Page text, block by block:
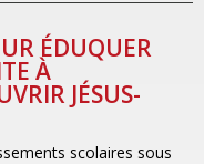
ÉDUQUER
À
JÉSUS-
scolaires sous